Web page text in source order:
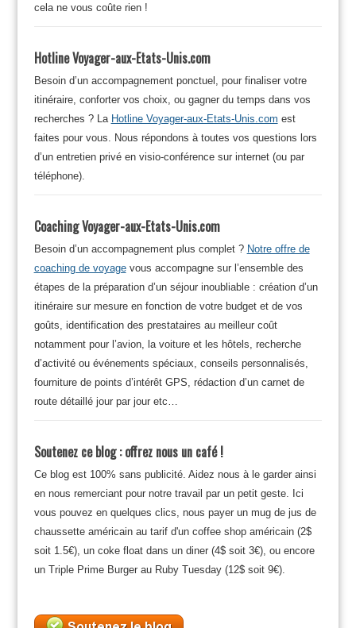
cela ne vous coûte rien !
Hotline Voyager-aux-Etats-Unis.com
Besoin d’un accompagnement ponctuel, pour finaliser votre
itinéraire, conforter vos choix, ou gagner du temps dans vos
recherches ? La Hotline Voyager-aux-Etats-Unis.com est
faites pour vous. Nous répondons à toutes vos questions lors
d’un entretien privé en visio-conférence sur internet (ou par
téléphone).
Coaching Voyager-aux-Etats-Unis.com
Besoin d’un accompagnement plus complet ? Notre offre de
coaching de voyagevous accompagne sur l’ensemble des
étapes de la préparation d’un séjour inoubliable : création d’un
itinéraire sur mesure en fonction de votre budget et de vos
goûts, identification des prestataires au meilleur coût
notamment pour l’avion, la voiture et les hôtels, recherche
d’activité ou événements spéciaux, conseils personnalisés,
fourniture de points d’intérêt GPS, rédaction d’un carnet de
route détaillé jour par jour etc…
Soutenez ce blog : offrez nous un café !
Ce blog est 100% sans publicité. Aidez nous à le garder ainsi
en nous remerciant pour notre travail par un petit geste. Ici
vous pouvez en quelques clics, nous payer un mug de jus de
chaussette américain au tarif d'un coffee shop américain (2$
soit 1.5€), un coke float dans un diner (4$ soit 3€), ou encore
un Triple Prime Burger au Ruby Tuesday (12$ soit 9€).